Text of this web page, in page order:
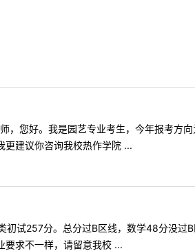
您好。我是园艺专业考生，今年报考方
更建议你咨询我校热作学院 ...
试257分。总分过B区线，数学48分没过
要求不一样，请留意我校 ...